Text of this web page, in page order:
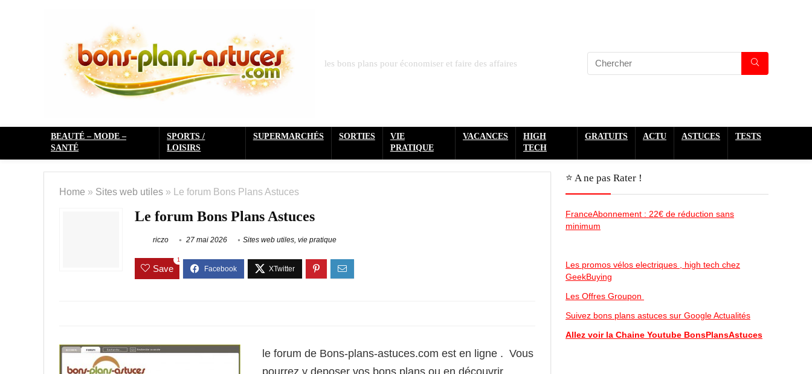
les bons plans pour économiser et faire des affaires
BEAUTÉ – MODE –
SANTÉ
SPORTS /
LOISIRS
SUPERMARCHÉS SORTIES
VIE
PRATIQUE
VACANCES
HIGH
TECH
GRATUITS ACTU ASTUCES TESTS
Home » Sites web utiles » Le forum Bons Plans Astuces
Le forum Bons Plans Astuces
riczo 27 mai 2026 Sites web utiles, vie pratique
Save
1
le forum de Bons-plans-astuces.com est en ligne . Vous
pourrez y deposer vos bons plans ou en découvrir
⭐️ A ne pas Rater !
FranceAbonnement : 22€ de réduction sans
minimum
Les promos vélos electriques , high tech chez
GeekBuying
Les Offres Groupon
Suivez bons plans astuces sur Google Actualités
Allez voir la Chaine Youtube BonsPlansAstuces